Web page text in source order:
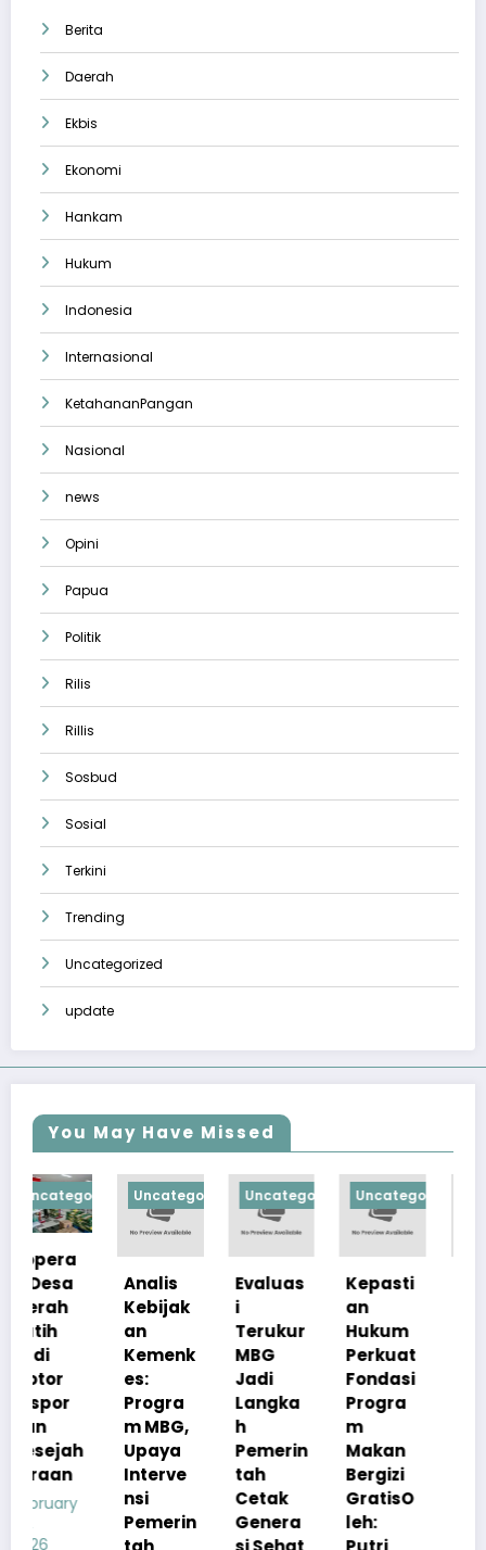
Berita
Daerah
Ekbis
Ekonomi
Hankam
Hukum
Indonesia
Internasional
KetahananPangan
Nasional
news
Opini
Papua
Politik
Rilis
Rillis
Sosbud
Sosial
Terkini
Trending
Uncategorized
update
You May Have Missed
Uncategorized
Analis
Kebijak
an
Kemenk
es:
Progra
m MBG,
Upaya
Interve
nsi
Uncategorized
Evaluas
i
MBG
Langka
h
Pemerin
tah
Genera
Uncategorized
Kepasti
Hukum
Perkuat
Fondasi
Progra
Makan
Bergizi
GratisO
leh:
Apresia
Pemerin
tah
Pastika
n
s Menu
MBG
Tetap
Sesuai